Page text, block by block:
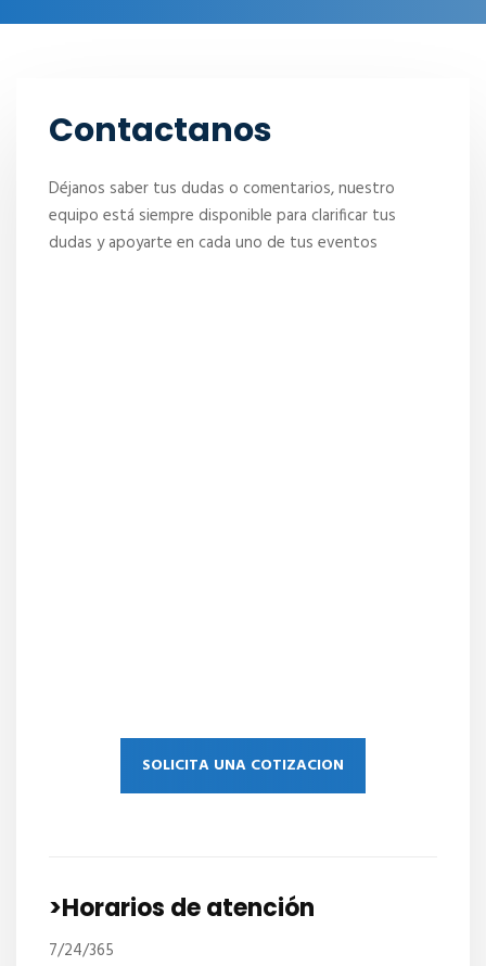
Contactanos
Déjanos saber tus dudas o comentarios, nuestro
equipo está siempre disponible para clarificar tus
dudas y apoyarte en cada uno de tus eventos
SOLICITA UNA COTIZACION
>Horarios de atención
7/24/365